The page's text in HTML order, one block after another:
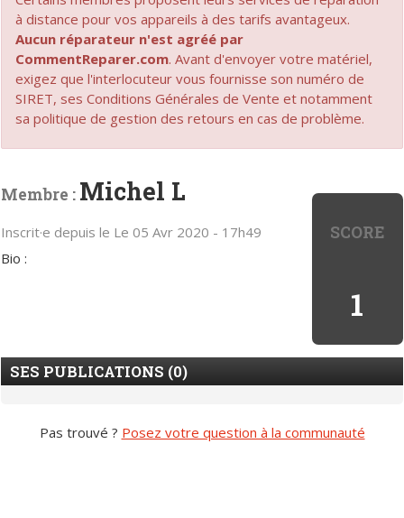
à distance pour vos appareils à des tarifs avantageux.
Aucun réparateur n'est agréé par
CommentReparer.com. Avant d'envoyer votre matériel,
exigez que l'interlocuteur vous fournisse son numéro de
SIRET, ses Conditions Générales de Vente et notamment
sa politique de gestion des retours en cas de problème.
SCORE
1
Membre : Michel L
Inscrit·e depuis le Le 05 Avr 2020 - 17h49
Bio :
SES PUBLICATIONS (0)
Pas trouvé ? Posez votre question à la communauté